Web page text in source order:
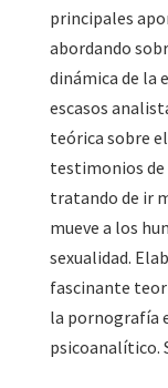
principales
abordando
dinámica de la
escasos
teórica sobre
testimonios de
tratando de ir
mueve a los
sexualidad.
fascinante
la pornografía
psicoanalítico.